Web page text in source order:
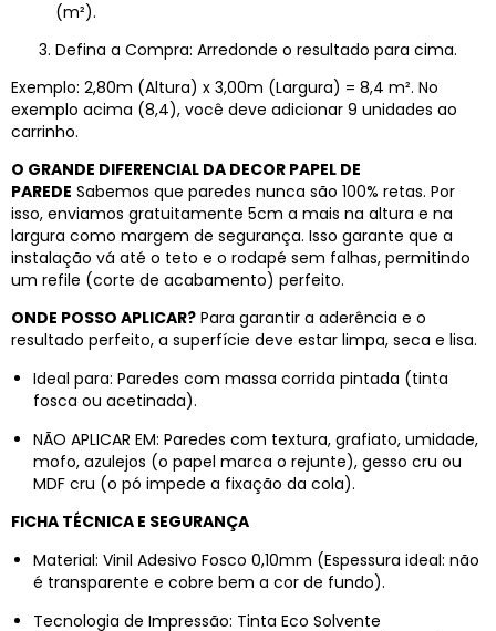
(m²).
Defina a Compra: Arredonde o resultado para cima.
Exemplo: 2,80m (Altura) x 3,00m (Largura) = 8,4 m². No
exemplo acima (8,4), você deve adicionar 9 unidades ao
carrinho.
O GRANDE DIFERENCIAL DA DECOR PAPEL DE
PAREDE Sabemos que paredes nunca são 100% retas. Por
isso, enviamos gratuitamente 5cm a mais na altura e na
largura como margem de segurança. Isso garante que a
instalação vá até o teto e o rodapé sem falhas, permitindo
um refile (corte de acabamento) perfeito.
ONDE POSSO APLICAR? Para garantir a aderência e o
resultado perfeito, a superfície deve estar limpa, seca e lisa.
Ideal para: Paredes com massa corrida pintada (tinta
fosca ou acetinada).
NÃO APLICAR EM: Paredes com textura, grafiato, umidade,
mofo, azulejos (o papel marca o rejunte), gesso cru ou
MDF cru (o pó impede a fixação da cola).
FICHA TÉCNICA E SEGURANÇA
Material: Vinil Adesivo Fosco 0,10mm (Espessura ideal: não
é transparente e cobre bem a cor de fundo).
Tecnologia de Impressão: Tinta Eco Solvente